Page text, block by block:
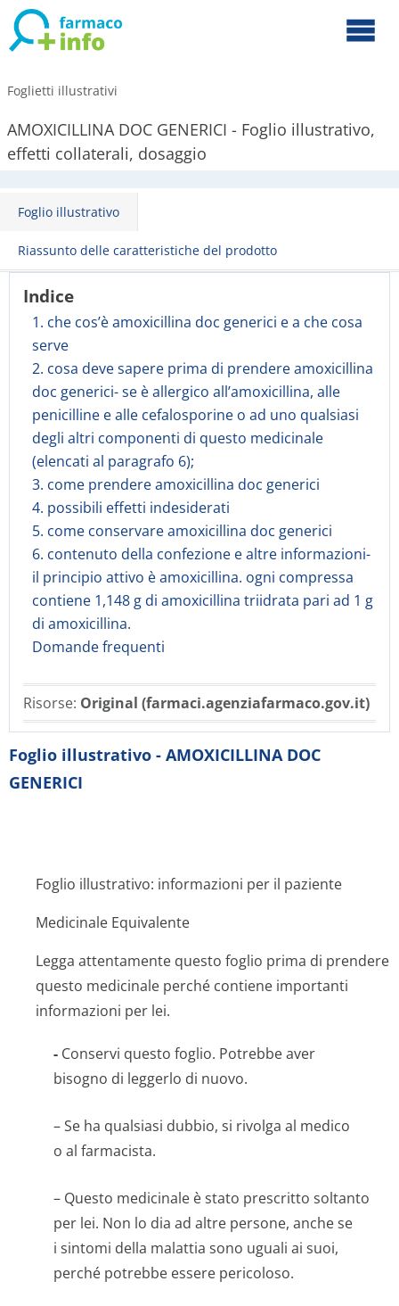
Foglietti illustrativi
AMOXICILLINA DOC GENERICI - Foglio illustrativo,
effetti collaterali, dosaggio
Foglio illustrativo
Riassunto delle caratteristiche del prodotto
Indice
1. che cos’è amoxicillina doc generici e a che cosa
serve
2. cosa deve sapere prima di prendere amoxicillina
doc generici- se è allergico all’amoxicillina, alle
penicilline e alle cefalosporine o ad uno qualsiasi
degli altri componenti di questo medicinale
(elencati al paragrafo 6);
3. come prendere amoxicillina doc generici
4. possibili effetti indesiderati
5. come conservare amoxicillina doc generici
6. contenuto della confezione e altre informazioni-
il principio attivo è amoxicillina. ogni compressa
contiene 1,148 g di amoxicillina triidrata pari ad 1 g
di amoxicillina.
Domande frequenti
Risorse: Original (farmaci.agenziafarmaco.gov.it)
Foglio illustrativo - AMOXICILLINA DOC
GENERICI
Foglio illustrativo: informazioni per il paziente
Medicinale Equivalente
Legga attentamente questo foglio prima di prendere
questo medicinale perché contiene importanti
informazioni per lei.
- Conservi questo foglio. Potrebbe aver
bisogno di leggerlo di nuovo.
– Se ha qualsiasi dubbio, si rivolga al medico
o al farmacista.
– Questo medicinale è stato prescritto soltanto
per lei. Non lo dia ad altre persone, anche se
i sintomi della malattia sono uguali ai suoi,
perché potrebbe essere pericoloso.